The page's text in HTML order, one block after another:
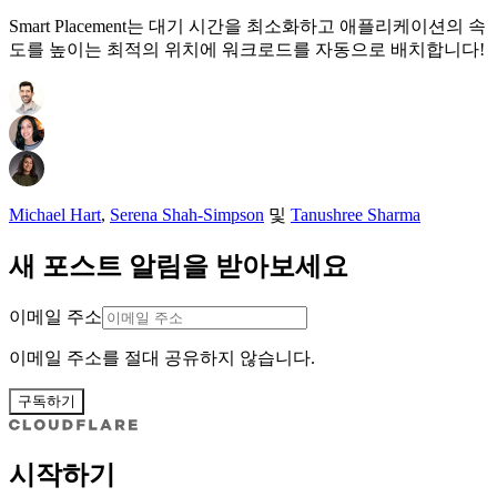
Smart Placement는 대기 시간을 최소화하고 애플리케이션의 속
도를 높이는 최적의 위치에 워크로드를 자동으로 배치합니다!
Michael Hart, Serena Shah-Simpson 및 Tanushree Sharma
새 포스트 알림을 받아보세요
이메일 주소
이메일 주소를 절대 공유하지 않습니다.
구독하기
시작하기